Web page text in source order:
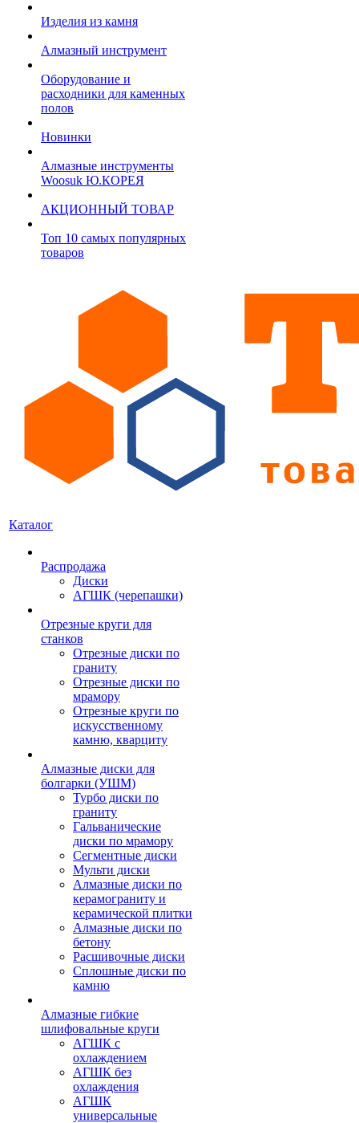
Изделия из камня
Алмазный инструмент
Оборудование и
расходники для каменных
полов
Новинки
Алмазные инструменты
Woosuk Ю.КОРЕЯ
АКЦИОННЫЙ ТОВАР
Топ 10 самых популярных
товаров
Каталог
Распродажа
Диски
АГШК (черепашки)
Отрезные круги для
станков
Отрезные диски по
граниту
Отрезные диски по
мрамору
Отрезные круги по
искусственному
камню, кварциту
Алмазные диски для
болгарки (УШМ)
Турбо диски по
граниту
Гальванические
диски по мрамору
Сегментные диски
Мульти диски
Алмазные диски по
керамограниту и
керамической плитки
Алмазные диски по
бетону
Расшивочные диски
Сплошные диски по
камню
Алмазные гибкие
шлифовальные круги
АГШК с
охлаждением
АГШК без
охлаждения
АГШК
универсальные